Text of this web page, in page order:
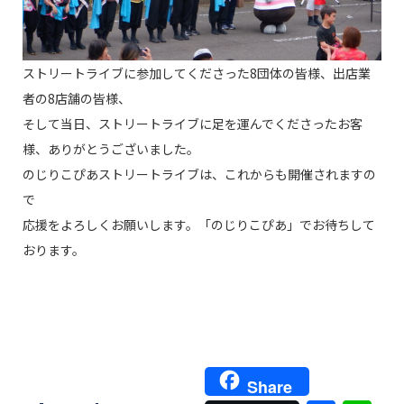
ストリートライブに参加してくださった8団体の皆様、出店業
者の8店舗の皆様、
そして当日、ストリートライブに足を運んでくださったお客
様、ありがとうございました。
のじりこぴあストリートライブは、これからも開催されますの
で
応援をよろしくお願いします。「のじりこぴあ」でお待ちして
おります。
Share